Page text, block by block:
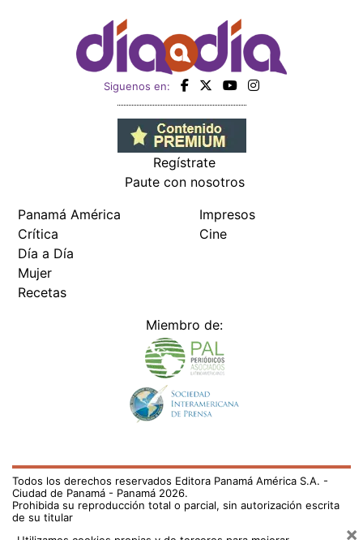
Siguenos en:
Regístrate
Paute con nosotros
Panamá América
Crítica
Día a Día
Mujer
Recetas
Impresos
Cine
Miembro de:
Todos los derechos reservados Editora Panamá América S.A. -
Ciudad de Panamá - Panamá 2026.
Prohibida su reproducción total o parcial, sin autorización escrita
de su titular
×